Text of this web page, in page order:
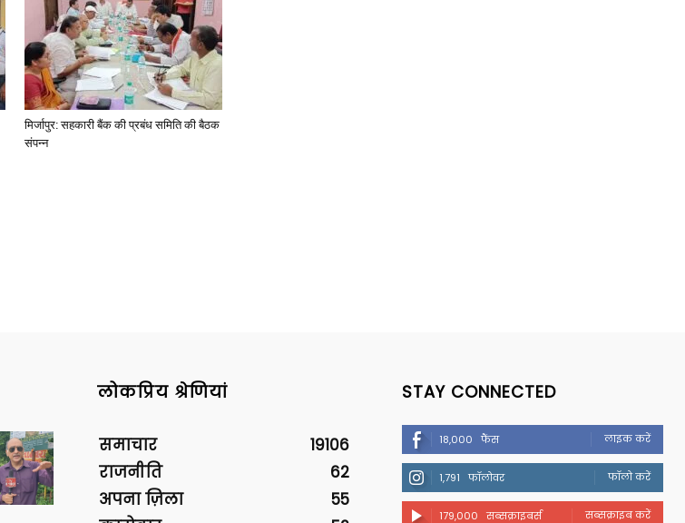
मिर्जापुर: सहकारी बैंक की प्रबंध समिति की बैठक
संपन्न
लोकप्रिय श्रेणियां
समाचार
19106
राजनीति
62
अपना ज़िला
55
STAY CONNECTED
18,000 फैंस लाइक करें
1,791 फॉलोवर फॉलो करें
179,000 सब्सक्राइबर्स सब्सक्राइब करें